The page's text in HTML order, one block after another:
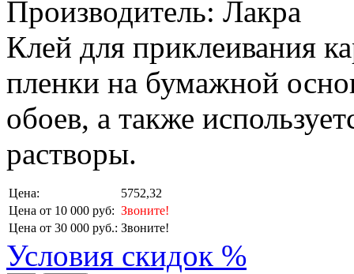
Производитель: Лакра
Клей для приклеивания
пленки на бумажной
обоев, а также
растворы.
Цена:
5752,32
Цена от 10 000 руб: Звоните!
Цена от 30 000 руб.: Звоните!
Условия скидок %